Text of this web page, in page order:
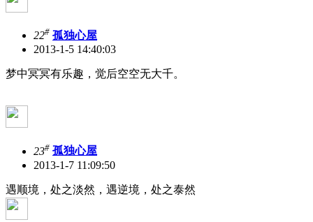
22# 孤独心屋
2013-1-5 14:40:03
梦中冥冥有乐趣，觉后空空无大千。
23# 孤独心屋
2013-1-7 11:09:50
遇顺境，处之淡然，遇逆境，处之泰然